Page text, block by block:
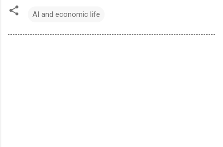
AI and economic life